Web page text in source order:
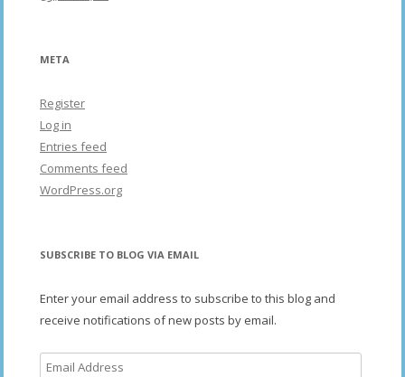
META
Register
Log in
Entries feed
Comments feed
WordPress.org
SUBSCRIBE TO BLOG VIA EMAIL
Enter your email address to subscribe to this blog and
receive notifications of new posts by email.
Email